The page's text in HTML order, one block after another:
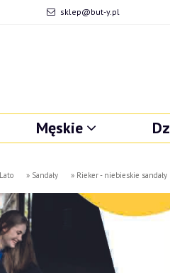
sklep@but-y.pl
Męskie
Lato » Sandały » Rieker - niebieskie